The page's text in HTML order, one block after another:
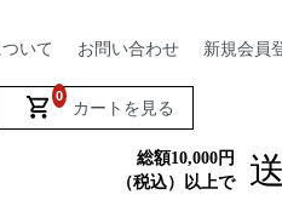
いて お問い合わせ 新規会員
0
カートを見る
総額10,000円
（税込）以上で